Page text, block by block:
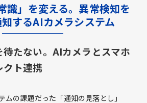
識」を変える。異常検知を
知するAIカメラシステム
待たない。AIカメラとスマホ
クト連携
ムの課題だった「通知の見落とし」